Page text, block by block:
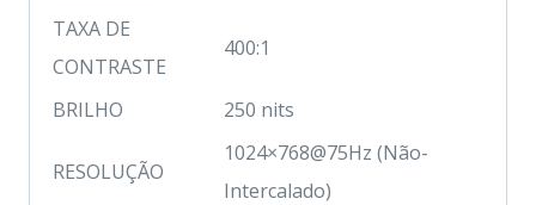
TAXA DE
CONTRASTE
400:1
BRILHO 250 nits
RESOLUÇÃO
1024×768@75Hz (Não-
Intercalado)